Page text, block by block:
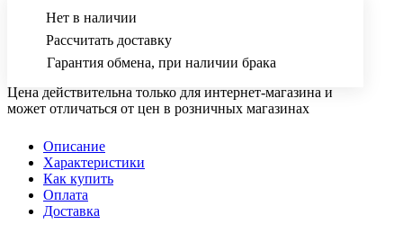
Нет в наличии
Рассчитать доставку
Гарантия обмена, при наличии брака
Цена действительна только для интернет-магазина и
может отличаться от цен в розничных магазинах
Описание
Характеристики
Как купить
Оплата
Доставка